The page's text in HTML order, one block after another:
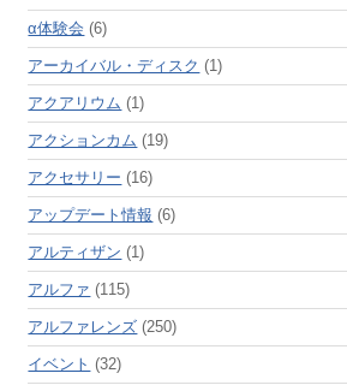
α体験会 (6)
アーカイバル・ディスク (1)
アクアリウム (1)
アクションカム (19)
アクセサリー (16)
アップデート情報 (6)
アルティザン (1)
アルファ (115)
アルファレンズ (250)
イベント (32)